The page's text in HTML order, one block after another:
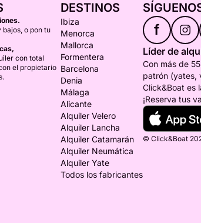
o pon tu
con total
el propietario
DESTINOS
Ibiza
Menorca
Mallorca
Formentera
Barcelona
Denia
Málaga
Alicante
Alquiler Velero
Alquiler Lancha
Alquiler Catamarán
Alquiler Neumática
Alquiler Yate
Todos los fabricantes
f
Líder de
Con más de
patrón (yates,
Click&Boat es
¡Reserva tus
© Click&Boat